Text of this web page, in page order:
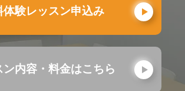
体験レッスン申込み
ン内容・料金はこちら